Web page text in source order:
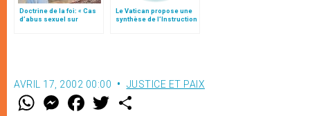
Doctrine de la foi: « Cas
d’abus sexuel sur
Le Vatican propose une
synthèse de l’Instruction
AVRIL 17, 2002 00:00 JUSTICE ET PAIX
W M
e
F
a w